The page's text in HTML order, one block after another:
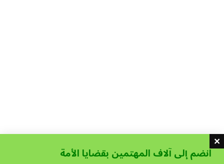
انضم إلى آلاف المهتمين بقضايا الأمة